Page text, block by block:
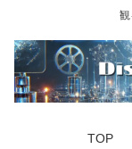
観
TOP